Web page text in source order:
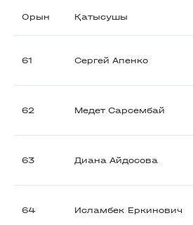
Орын Қатысушы
61 Сергей Апенко
62 Медет Сарсембай
63 Диана Айдосова
64 Исламбек Еркинович